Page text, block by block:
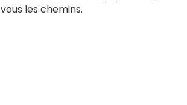
vous les chemins.